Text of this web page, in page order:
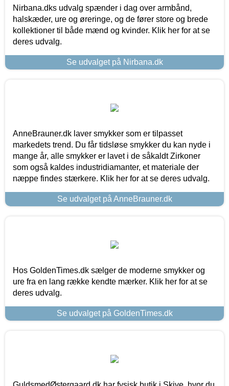
Nirbana.dks udvalg spænder i dag over armbånd,
halskæder, ure og øreringe, og de fører store og brede
kollektioner til både mænd og kvinder. Klik her for at se
deres udvalg.
Se udvalget på Nirbana.dk
AnneBrauner.dk laver smykker som er tilpasset
markedets trend. Du får tidsløse smykker du kan nyde i
mange år, alle smykker er lavet i de såkaldt Zirkoner
som også kaldes industridiamanter, et materiale der
næppe findes stærkere. Klik her for at se deres udvalg.
Se udvalget på AnneBrauner.dk
Hos GoldenTimes.dk sælger de moderne smykker og
ure fra en lang række kendte mærker. Klik her for at se
deres udvalg.
Se udvalget på GoldenTimes.dk